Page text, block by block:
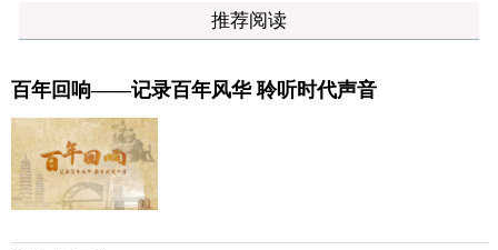
推荐阅读
百年回响——记录百年风华 聆听时代声音